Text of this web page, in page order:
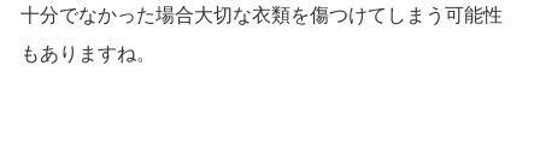
十分でなかった場合大切な衣類を傷つけてしまう可能性
もありますね。